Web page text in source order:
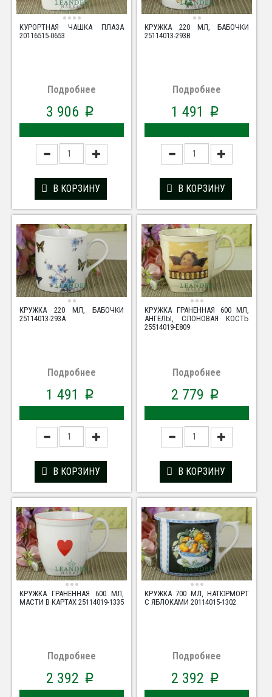
КУРОРТНАЯ ЧАШКА ПЛАЗА
20116515-0653
Подробнее
3 906 p
В КОРЗИНУ
КРУЖКА 220 МЛ, БАБОЧКИ
25114013-293B
Подробнее
1 491 p
В КОРЗИНУ
КРУЖКА 220 МЛ, БАБОЧКИ
25114013-293A
Подробнее
1 491 p
В КОРЗИНУ
КРУЖКА ГРАНЕННАЯ 600 МЛ,
АНГЕЛЫ, СЛОНОВАЯ КОСТЬ
25514019-E809
Подробнее
2 779 p
В КОРЗИНУ
КРУЖКА ГРАНЕННАЯ 600 МЛ,
МАСТИ В КАРТАХ 25114019-1335
Подробнее
2 392 p
КРУЖКА 700 МЛ, НАТЮРМОРТ
С ЯБЛОКАМИ 20114015-1302
Подробнее
2 392 p